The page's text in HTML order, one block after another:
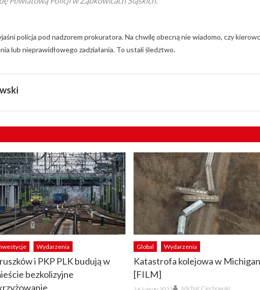
policja pod nadzorem prokuratora. Na chwilę obecną nie wiadomo, czy
lub nieprawidłowego zadziałania. To ustali śledztwo.
Wydarzenia
i PKP PLK budują w
bezkolizyjne
Global Wydarzenia
Katastrofa kolejowa w
[FILM]
Posted
Author
Michał Ciechowski